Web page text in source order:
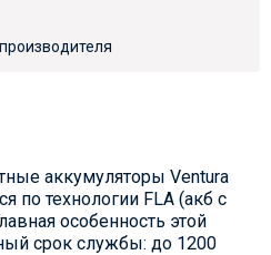
аккумуляторы Ventura
по технологии FLA (акб с
особенность этой
срок службы: до 1200